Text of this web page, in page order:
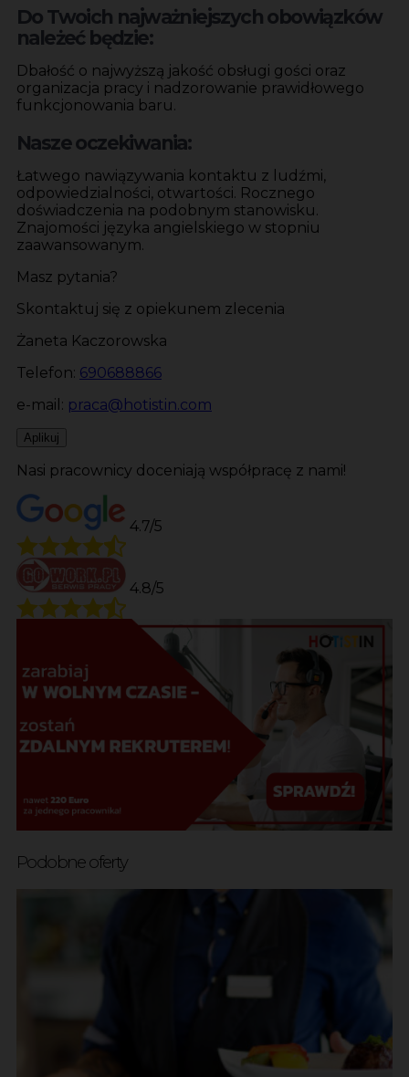
Do Twoich najważniejszych obowiązków
należeć będzie:
Dbałość o najwyższą jakość obsługi gości oraz
organizacja pracy i nadzorowanie prawidłowego
funkcjonowania baru.
Nasze oczekiwania:
Łatwego nawiązywania kontaktu z ludźmi,
odpowiedzialności, otwartości. Rocznego
doświadczenia na podobnym stanowisku.
Znajomości języka angielskiego w stopniu
zaawansowanym.
Masz pytania?
Skontaktuj się z opiekunem zlecenia
Żaneta Kaczorowska
Telefon: 690688866
e-mail: praca@hotistin.com
Aplikuj
Nasi pracownicy doceniają współpracę z nami!
4.7/5
4.8/5
Podobne oferty